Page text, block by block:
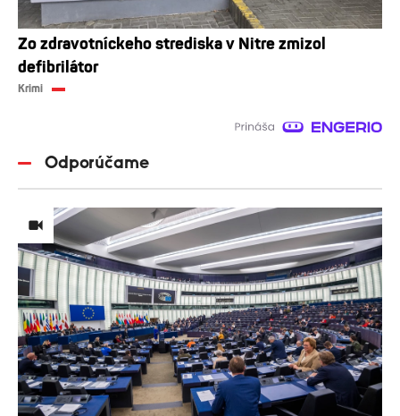
Zo zdravotníckeho strediska v Nitre zmizol
defibrilátor
Krimi
Odporúčame